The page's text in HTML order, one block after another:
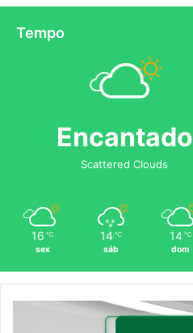
Tempo
Encantado
Scattered Clouds
16 ℃
sex
14 ℃
sáb
14 ℃
dom